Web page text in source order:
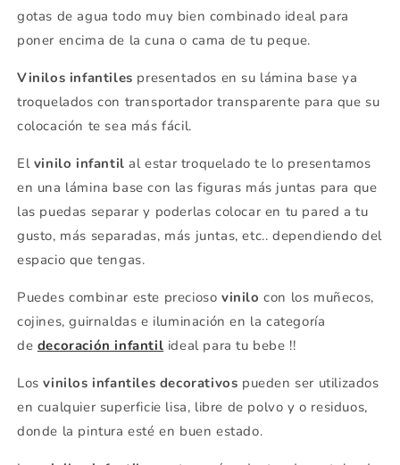
gotas de agua todo muy bien combinado ideal para
poner encima de la cuna o cama de tu peque.
Vinilos infantiles presentados en su lámina base ya
troquelados con transportador transparente para que su
colocación te sea más fácil.
El vinilo infantil al estar troquelado te lo presentamos
en una lámina base con las figuras más juntas para que
las puedas separar y poderlas colocar en tu pared a tu
gusto, más separadas, más juntas, etc.. dependiendo del
espacio que tengas.
Puedes combinar este precioso vinilocon los muñecos,
cojines, guirnaldas e iluminación en la categoría
de decoración infantil ideal para tu bebe !!
Losvinilos infantiles decorativos pueden ser utilizados
en cualquier superficie lisa, libre de polvo y o residuos,
donde la pintura esté en buen estado.